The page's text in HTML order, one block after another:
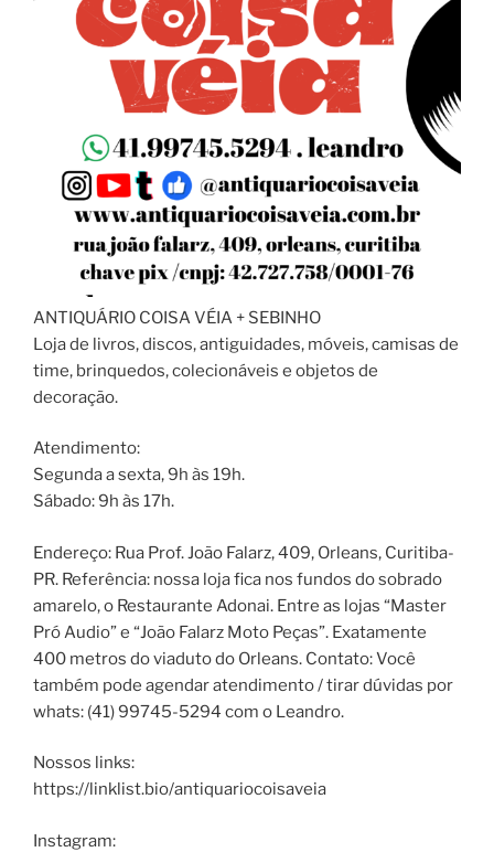
ANTIQUÁRIO COISA VÉIA + SEBINHO
Loja de livros, discos, antiguidades, móveis, camisas de
time, brinquedos, colecionáveis e objetos de
decoração.
Atendimento:
Segunda a sexta, 9h às 19h.
Sábado: 9h às 17h.
Endereço: Rua Prof. João Falarz, 409, Orleans, Curitiba-
PR. Referência: nossa loja fica nos fundos do sobrado
amarelo, o Restaurante Adonai. Entre as lojas “Master
Pró Audio” e “João Falarz Moto Peças”. Exatamente
400 metros do viaduto do Orleans. Contato: Você
também pode agendar atendimento / tirar dúvidas por
whats: (41) 99745-5294 com o Leandro.
Nossos links:
https://linklist.bio/antiquariocoisaveia
Instagram: